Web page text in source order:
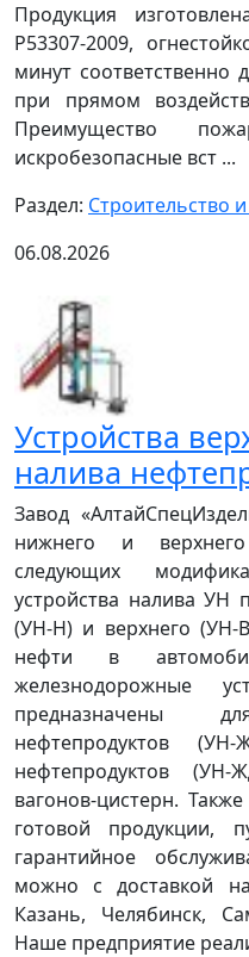
Продукция
Р53307-2009,
минут соответственно
при прямом
Преимущество
искробезопасные вст ...
Раздел: Строительство
06.08.2026
Устройства
налива
Завод
нижнего и
следующих
устройства налива УН
(УН-Н) и верхнего (УН-
нефти в
железнодорожные
предназначены
нефтепродуктов
нефтепродуктов
вагонов-цистерн.
готовой продукции,
гарантийное
можно с доставкой
Казань, Челябинск,
Наше предприятие